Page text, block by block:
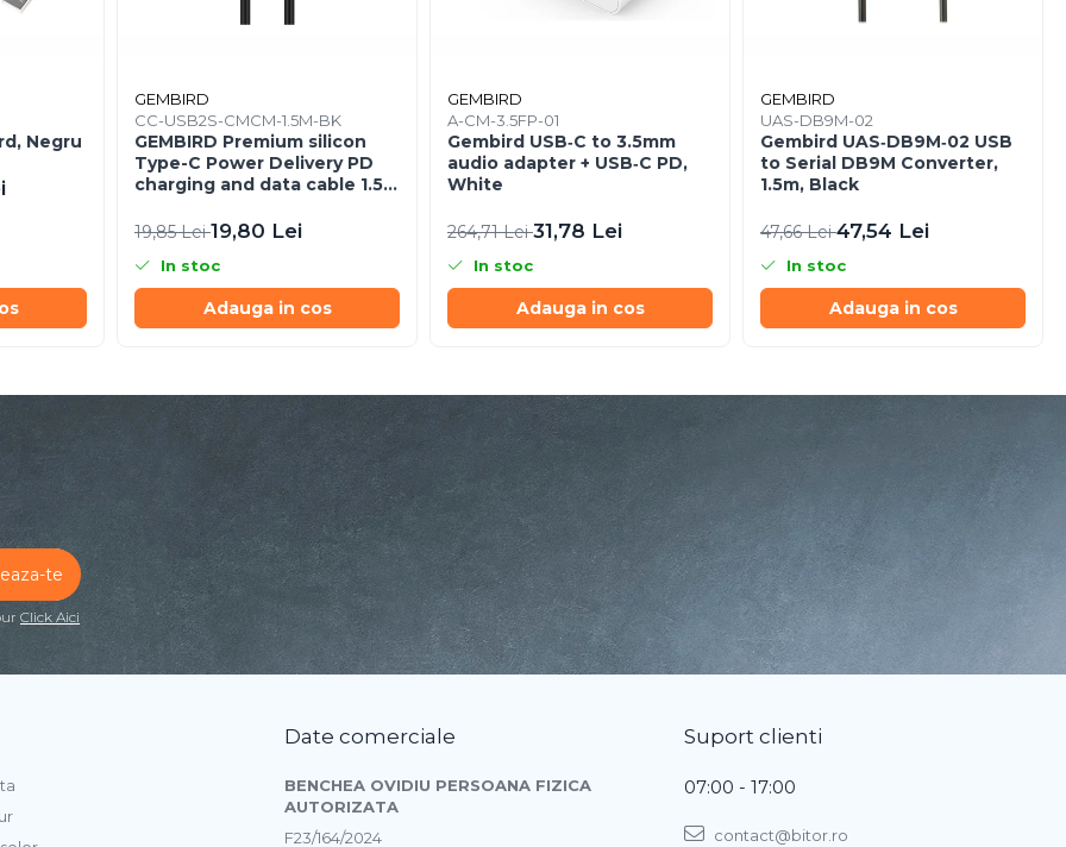
Negru
GEMBIRD
CC-USB2S-CMCM-1.5M-BK
GEMBIRD Premium silicon
Type-C Power Delivery PD
charging and data cable 1.5m
19,85 Lei19,80 Lei
In stoc
Adauga in cos
GEMBIRD
A-CM-3.5FP-01
Gembird USB‑C to 3.5mm
audio adapter + USB‑C PD,
White
264,71 Lei31,78 Lei
In stoc
Adauga in cos
GEMBIRD
UAS-DB9M-02
Gembird UAS‑DB9M‑02 USB
to Serial DB9M Converter,
1.5m, Black
47,66 Lei47,54 Lei
In stoc
Adauga in cos
Click Aici
Date comerciale
BENCHEA OVIDIU PERSOANA FIZICA
AUTORIZATA
F23/164/2024
Suport clienti
07:00 - 17:00
contact@bitor.ro